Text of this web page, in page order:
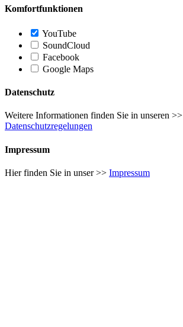
Komfortfunktionen
YouTube
SoundCloud
Facebook
Google Maps
Datenschutz
Weitere Informationen finden Sie in unseren >>
Datenschutzregelungen
Impressum
Hier finden Sie in unser >> Impressum